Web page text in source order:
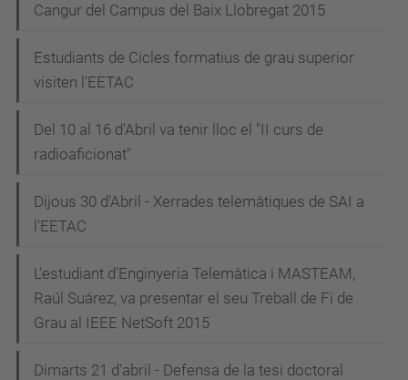
Cangur del Campus del Baix Llobregat 2015
Estudiants de Cicles formatius de grau superior
visiten l'EETAC
Del 10 al 16 d'Abril va tenir lloc el "II curs de
radioaficionat"
Dijous 30 d'Abril - Xerrades telemàtiques de SAI a
l'EETAC
L'estudiant d'Enginyeria Telemàtica i MASTEAM,
Raúl Suárez, va presentar el seu Treball de Fi de
Grau al IEEE NetSoft 2015
Dimarts 21 d'abril - Defensa de la tesi doctoral